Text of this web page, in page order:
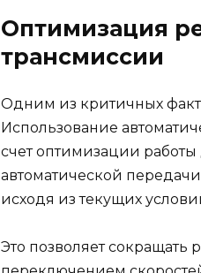
Оптимизация
трансмиссии
Одним из критичных
Использование
счет оптимизации
автоматической
исходя из текущих
Это позволяет